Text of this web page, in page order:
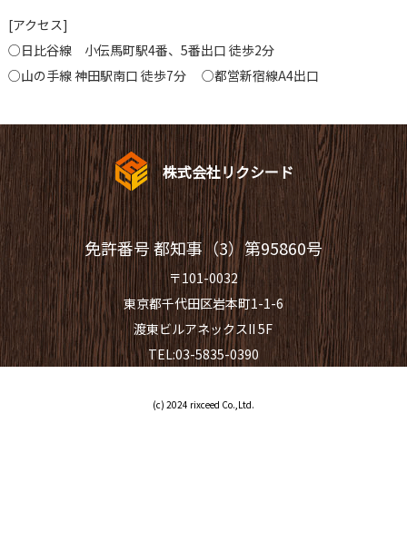
[アクセス]
○日比谷線 小伝馬町駅4番、5番出口 徒歩2分
○山の手線 神田駅南口 徒歩7分 ○都営新宿線A4出口
株式会社リクシード
免許番号 都知事（3）第95860号
〒101-0032
東京都千代田区岩本町1-1-6
渡東ビルアネックスII 5F
TEL:03-5835-0390
(c) 2024 rixceed Co.,Ltd.